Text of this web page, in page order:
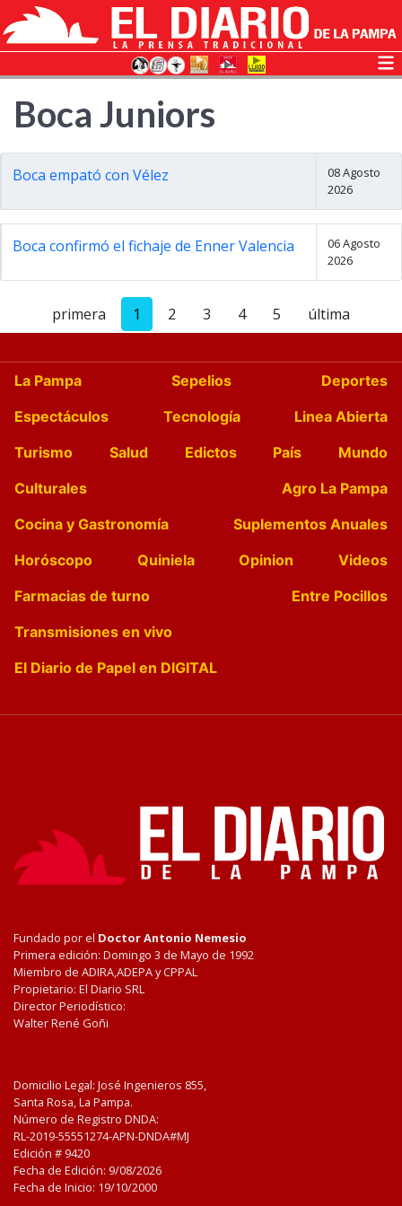
Boca Juniors
Boca empató con Vélez
08 Agosto
2026
Boca confirmó el fichaje de Enner Valencia
06 Agosto
2026
primera 1 2 3 4 5 última
La Pampa Sepelios
Deportes
Espectáculos
Tecnología
Linea Abierta
Turismo
Salud Edictos País
Mundo
Culturales
Agro La Pampa
Cocina y Gastronomía
Suplementos Anuales
Horóscopo
Quiniela Opinion
Videos
Farmacias de turno
Entre Pocillos
Transmisiones en vivo
El Diario de Papel en DIGITAL
Fundado por el Doctor Antonio Nemesio
Primera edición: Domingo 3 de Mayo de 1992
Miembro de ADIRA,ADEPA y CPPAL
Propietario: El Diario SRL
Director Periodístico:
Walter René Goñi
Domicilio Legal: José Ingenieros 855,
Santa Rosa, La Pampa.
Número de Registro DNDA:
RL-2019-55551274-APN-DNDA#MJ
Edición # 9420
Fecha de Edición: 9/08/2026
Fecha de Inicio: 19/10/2000